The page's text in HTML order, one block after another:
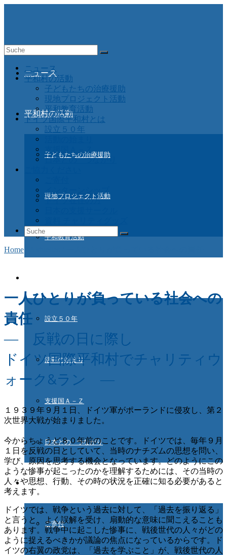
ニュース
平和村の活動
子どもたちの治療援助
現地プロジェクト活動
平和教育活動
設立５０年
活動の始まり
支援国Ａ－Ｚ
日本との つながり
ご協力ください
ご寄付
Suche
ニュース
平和村の活動
子どもたちの治療援助
現地プロジェクト活動
平和教育活動
ドイツ国際平和村とは
設立５０年
支援国Ａ－Ｚ
日本との つながり
インターンシップ
ドイツ在住の方
Suche
nach:
Home
一人ひとりが負っている社会への
責任
― 反戦の日に際し
ドイツ国際平和村でチャリティウ
ォーク&ラン ―
１９３９年９月１日、ドイツ軍がポーランドに侵攻し、第２
次世界大戦が始まりました。
今からちょうど８０年前のことです。ドイツでは、毎年９月
１日を反戦の日としていて、当時のナチズムの思想を問い、
学び、原因を思考する機会となっています。どのようにこの
ような惨事が起こったのかを理解するためには、その当時の
人々や思想、行動、その時の状況を正確に知る必要があると
考えます。
ドイツでは、戦争という過去に対して、「過去を振り返る」
と言うと、よく誤解を受け、扇動的な意味に聞こえることも
あります。戦争中に起こした惨事に、戦後世代の人々がどの
ように捉えるべきかが議論の焦点になっているからです。ド
イツの右翼の政党は、「過去を学ぶこと」が、戦後世代の人